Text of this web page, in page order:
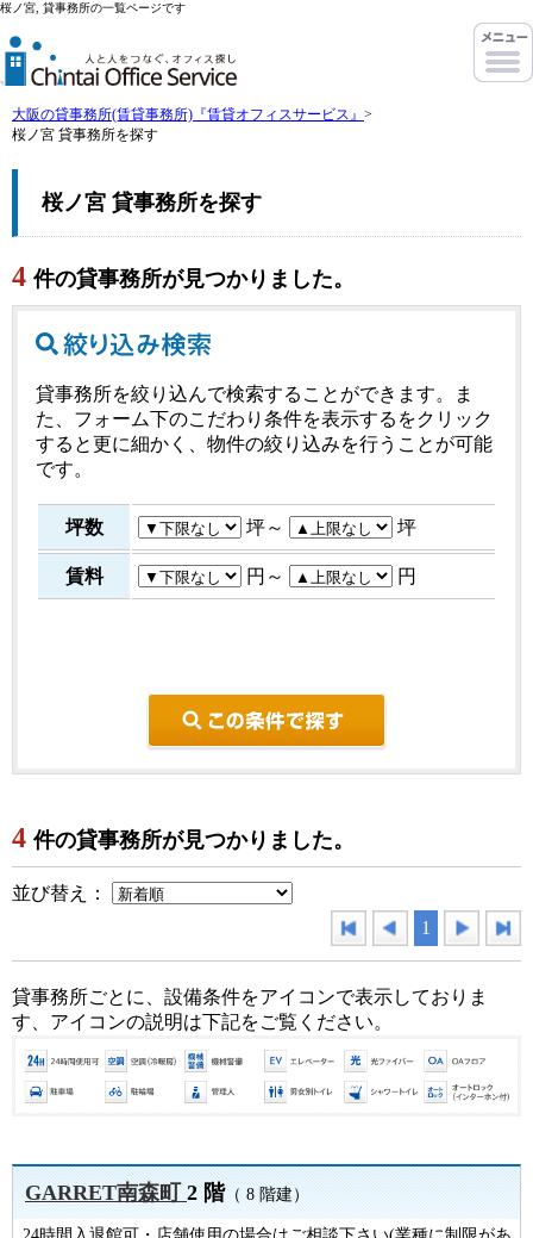
桜ノ宮, 貸事務所の一覧ページです
大阪の貸事務所(賃貸事務所)『賃貸オフィスサービス』 >
桜ノ宮 貸事務所を探す
桜ノ宮 貸事務所を探す
4 件の貸事務所が見つかりました。
貸事務所を絞り込んで検索することができます。ま
た、フォーム下のこだわり条件を表示するをクリック
すると更に細かく、物件の絞り込みを行うことが可能
です。
坪数 坪～ 坪
賃料 円～ 円
4 件の貸事務所が見つかりました。
並び替え：
1
貸事務所ごとに、設備条件をアイコンで表示しておりま
す、アイコンの説明は下記をご覧ください。
GARRET南森町2 階（ 8 階建）